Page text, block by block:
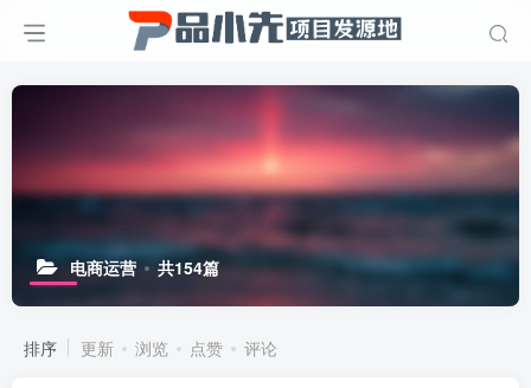
电商运营 共154篇
排序 更新 浏览 点赞 评论